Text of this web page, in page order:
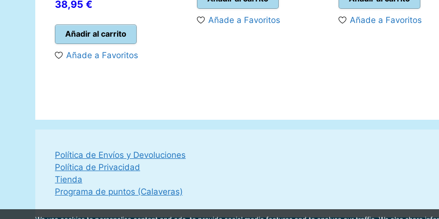
El
original
era:
44,99 €.
38,95 €
actual
es:
38,95 €.
Añadir al carrito
Añade a Favoritos
era:
15,00 €.
es:
10,00 €.
Añade a Favoritos
era:
22,95 €.
es:
Añade a Favoritos
Política de Envíos y Devoluciones
Política de Privacidad
Tienda
Programa de puntos (Calaveras)